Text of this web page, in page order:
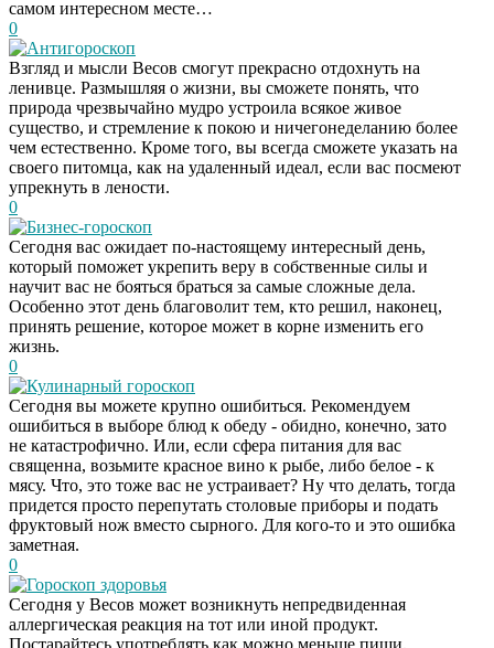
самом интересном месте…
0
Антигороскоп
Взгляд и мысли Весов смогут прекрасно отдохнуть на
ленивце. Размышляя о жизни, вы сможете понять, что
природа чрезвычайно мудро устроила всякое живое
существо, и стремление к покою и ничегонеделанию более
чем естественно. Кроме того, вы всегда сможете указать на
своего питомца, как на удаленный идеал, если вас посмеют
упрекнуть в лености.
0
Бизнес-гороскоп
Сегодня вас ожидает по-настоящему интересный день,
который поможет укрепить веру в собственные силы и
научит вас не бояться браться за самые сложные дела.
Особенно этот день благоволит тем, кто решил, наконец,
принять решение, которое может в корне изменить его
жизнь.
0
Кулинарный гороскоп
Сегодня вы можете крупно ошибиться. Рекомендуем
ошибиться в выборе блюд к обеду - обидно, конечно, зато
не катастрофично. Или, если сфера питания для вас
священна, возьмите красное вино к рыбе, либо белое - к
мясу. Что, это тоже вас не устраивает? Ну что делать, тогда
придется просто перепутать столовые приборы и подать
фруктовый нож вместо сырного. Для кого-то и это ошибка
заметная.
0
Гороскоп здоровья
Сегодня у Весов может возникнуть непредвиденная
аллергическая реакция на тот или иной продукт.
Постарайтесь употреблять как можно меньше пищи,
Даже самый
запущенный грибок
исчезнет с корнем,